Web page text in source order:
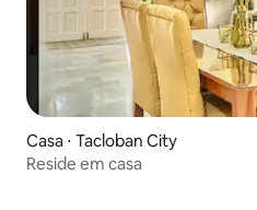
Casa ⋅ Tacloban City
Reside em casa